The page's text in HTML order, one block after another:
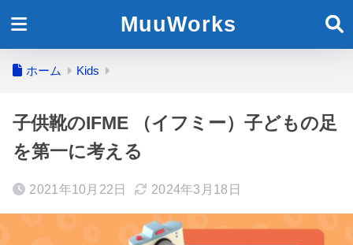
MuuWorks
ホーム Kids
子供靴のIFME （イフミー）子どもの足
を第一に考える
2021年10月22日 2024年3月18日